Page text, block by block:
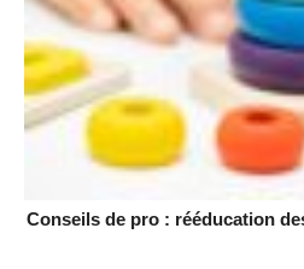
Conseils de pro : rééducation